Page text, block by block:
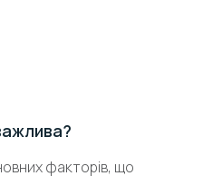
факторів, що